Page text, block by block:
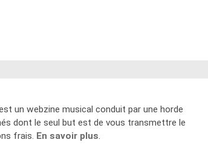
un webzine musical conduit par une horde
dont le seul but est de vous transmettre le
frais. En savoir plus.